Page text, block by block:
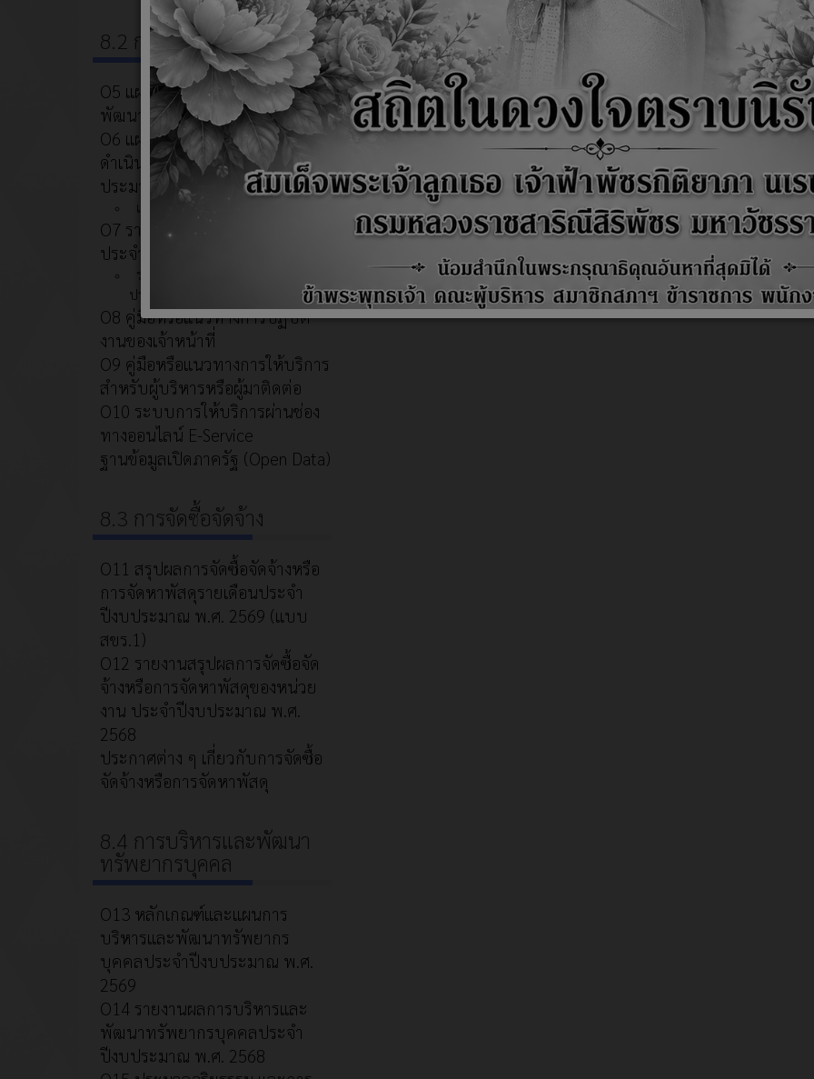
8.2 การบริหารงาน
O5 แผนยุทธศาสตร์หรือแผน
พัฒนาหน่วยงาน
O6 แผนและความก้าวหน้าในการ
ดำเนินงานและการใช้จ่ายงบ
ประมาณประจำปี2569
แผนการใช้จ่ายงบประมาณประจำปี
O7 รายงานผลการดำเนินงาน
ประจำปีงบประมาณ พ.ศ. 2568
รายงานผลการใช้จ่ายงบประมาณ
ประจำปี
O8 คู่มือหรือแนวทางการปฏิบัติ
งานของเจ้าหน้าที่
O9 คู่มือหรือแนวทางการให้บริการ
สำหรับผู้บริหารหรือผู้มาติดต่อ
O10 ระบบการให้บริการผ่านช่อง
ทางออนไลน์ E-Service
ฐานข้อมูลเปิดภาครัฐ (Open Data)
8.3 การจัดซื้อจัดจ้าง
O11 สรุปผลการจัดซื้อจัดจ้างหรือ
การจัดหาพัสดุรายเดือนประจำ
ปีงบประมาณ พ.ศ. 2569 (แบบ
สขร.1)
O12 รายงานสรุปผลการจัดซื้อจัด
จ้างหรือการจัดหาพัสดุของหน่วย
งาน ประจำปีงบประมาณ พ.ศ.
2568
ประกาศต่าง ๆ เกี่ยวกับการจัดซื้อ
จัดจ้างหรือการจัดหาพัสดุ
8.4 การบริหารและพัฒนา
ทรัพยากรบุคคล
O13 หลักเกณฑ์และแผนการ
บริหารและพัฒนาทรัพยากร
บุคคลประจำปีงบประมาณ พ.ศ.
2569
O14 รายงานผลการบริหารและ
พัฒนาทรัพยากรบุคคลประจำ
ปีงบประมาณ พ.ศ. 2568